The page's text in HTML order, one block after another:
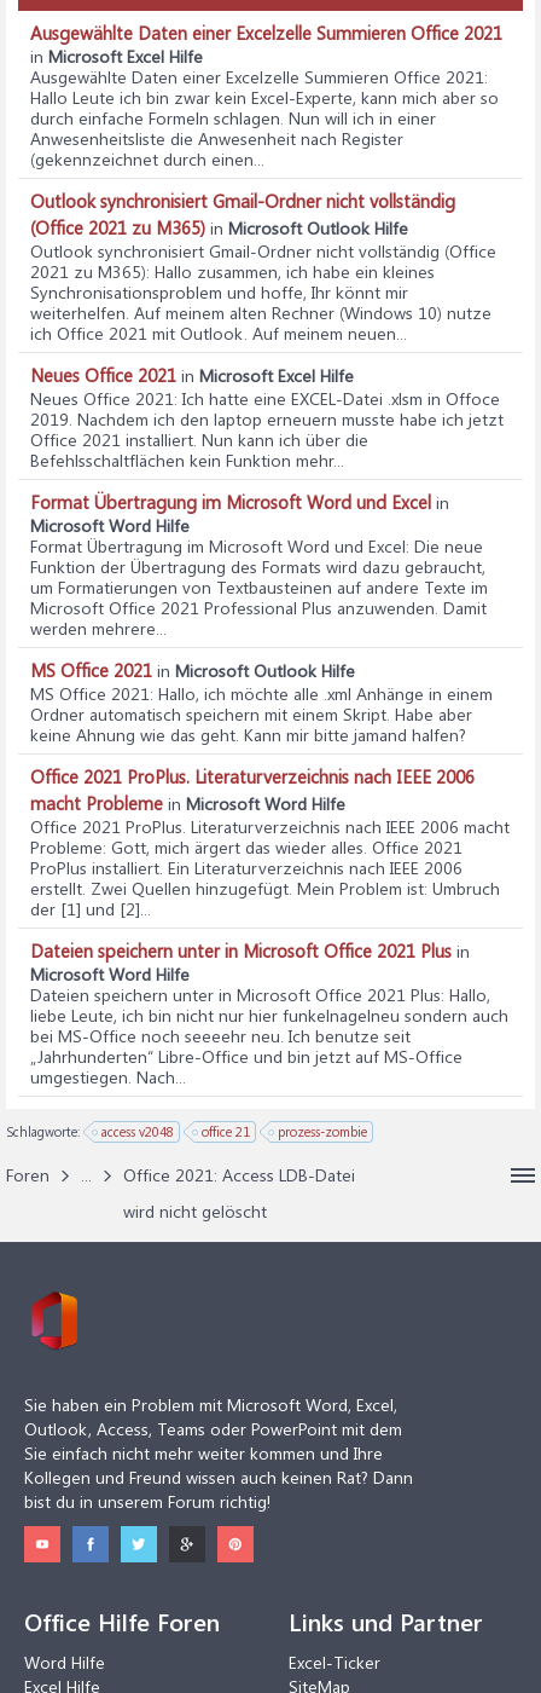
Ausgewählte Daten einer Excelzelle Summieren Office 2021
in Microsoft Excel Hilfe
Ausgewählte Daten einer Excelzelle Summieren Office 2021:
Hallo Leute ich bin zwar kein Excel-Experte, kann mich aber so
durch einfache Formeln schlagen. Nun will ich in einer
Anwesenheitsliste die Anwesenheit nach Register
(gekennzeichnet durch einen...
Outlook synchronisiert Gmail-Ordner nicht vollständig
(Office 2021 zu M365) in Microsoft Outlook Hilfe
Outlook synchronisiert Gmail-Ordner nicht vollständig (Office
2021 zu M365): Hallo zusammen, ich habe ein kleines
Synchronisationsproblem und hoffe, Ihr könnt mir
weiterhelfen. Auf meinem alten Rechner (Windows 10) nutze
ich Office 2021 mit Outlook. Auf meinem neuen...
Neues Office 2021 in Microsoft Excel Hilfe
Neues Office 2021: Ich hatte eine EXCEL-Datei .xlsm in Offoce
2019. Nachdem ich den laptop erneuern musste habe ich jetzt
Office 2021 installiert. Nun kann ich über die
Befehlsschaltflächen kein Funktion mehr...
Format Übertragung im Microsoft Word und Excel in
Microsoft Word Hilfe
Format Übertragung im Microsoft Word und Excel: Die neue
Funktion der Übertragung des Formats wird dazu gebraucht,
um Formatierungen von Textbausteinen auf andere Texte im
Microsoft Office 2021 Professional Plus anzuwenden. Damit
werden mehrere...
MS Office 2021 in Microsoft Outlook Hilfe
MS Office 2021: Hallo, ich möchte alle .xml Anhänge in einem
Ordner automatisch speichern mit einem Skript. Habe aber
keine Ahnung wie das geht. Kann mir bitte jamand halfen?
Office 2021 ProPlus. Literaturverzeichnis nach IEEE 2006
macht Probleme in Microsoft Word Hilfe
Office 2021 ProPlus. Literaturverzeichnis nach IEEE 2006 macht
Probleme: Gott, mich ärgert das wieder alles. Office 2021
ProPlus installiert. Ein Literaturverzeichnis nach IEEE 2006
erstellt. Zwei Quellen hinzugefügt. Mein Problem ist: Umbruch
der [1] und [2]...
Dateien speichern unter in Microsoft Office 2021 Plus in
Microsoft Word Hilfe
Dateien speichern unter in Microsoft Office 2021 Plus: Hallo,
liebe Leute, ich bin nicht nur hier funkelnagelneu sondern auch
bei MS-Office noch seeeehr neu. Ich benutze seit
„Jahrhunderten“ Libre-Office und bin jetzt auf MS-Office
umgestiegen. Nach...
Schlagworte: access v2048 office 21 prozess-zombie
Foren ...
Office 2021: Access LDB-Datei
wird nicht gelöscht
Sie haben ein Problem mit Microsoft Word, Excel,
Outlook, Access, Teams oder PowerPoint mit dem
Sie einfach nicht mehr weiter kommen und Ihre
Kollegen und Freund wissen auch keinen Rat? Dann
bist du in unserem Forum richtig!
Office Hilfe Foren
Word Hilfe
Excel Hilfe
Links und Partner
Excel-Ticker
SiteMap